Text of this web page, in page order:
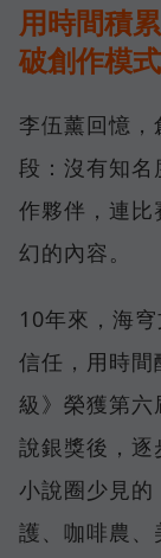
用時間積
破創作模式
李伍薰回憶
段：沒有知
作夥伴，連
幻的內容。
10年來，海
信任，用時
級》榮獲第
說銀獎後，
小說圈少見
護、咖啡農